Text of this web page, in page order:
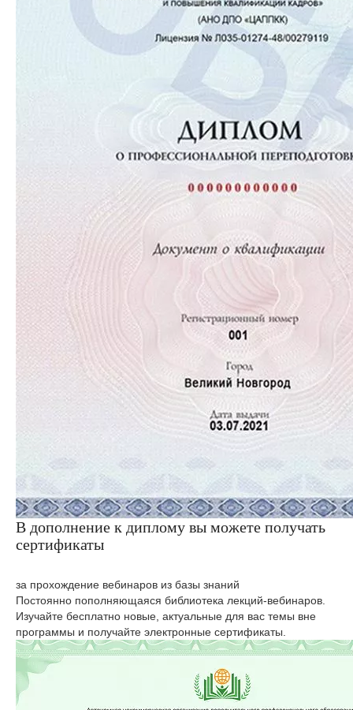
В дополнение к диплому вы можете получать
сертификаты
за прохождение вебинаров из базы знаний
Постоянно пополняющаяся библиотека лекций-вебинаров.
Изучайте бесплатно новые, актуальные для вас темы вне
программы и получайте электронные сертификаты.